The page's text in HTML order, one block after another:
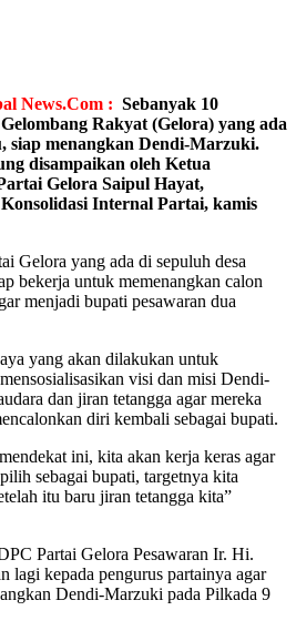
News.Com : Sebanyak 10
Rakyat (Gelora) yang ada
siap menangkan Dendi-Marzuki.
disampaikan oleh Ketua
Gelora Saipul Hayat,
Internal Partai, kamis
Gelora yang ada di sepuluh desa
bekerja untuk memenangkan calon
menjadi bupati pesawaran dua
yang akan dilakukan untuk
visi dan misi Dendi-
dan jiran tetangga agar mereka
diri kembali sebagai bupati.
ini, kita akan kerja keras agar
sebagai bupati, targetnya kita
itu baru jiran tetangga kita”
Partai Gelora Pesawaran Ir. Hi.
lagi kepada pengurus partainya agar
Dendi-Marzuki pada Pilkada 9